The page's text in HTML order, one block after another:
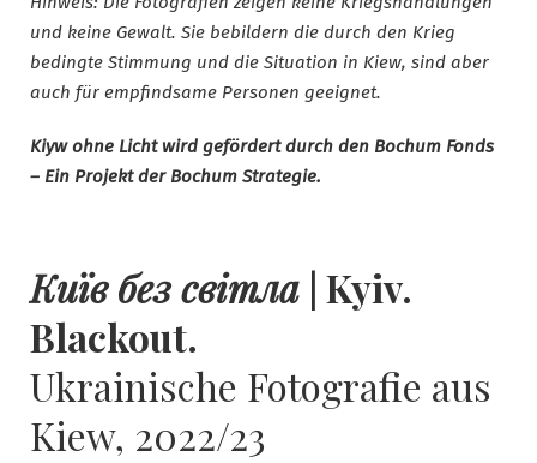
und keine Gewalt. Sie bebildern die durch den Krieg
bedingte Stimmung und die Situation in Kiew, sind aber
auch für empfindsame Personen geeignet.
Kiyw ohne Licht wird gefördert durch den Bochum Fonds
– Ein Projekt der Bochum Strategie.
Київ без світла | Kyiv.
Blackout.
Ukrainische Fotografie aus
Kiew, 2022/23